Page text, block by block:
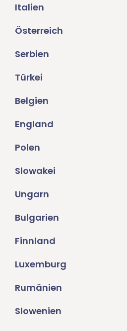
Italien
Österreich
Serbien
Türkei
Belgien
England
Polen
Slowakei
Ungarn
Bulgarien
Finnland
Luxemburg
Rumänien
Slowenien